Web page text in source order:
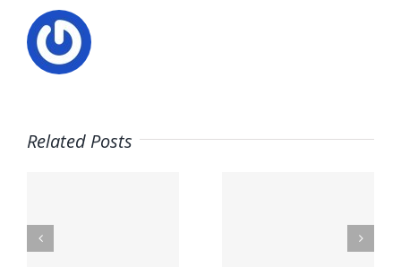
Related Posts
con